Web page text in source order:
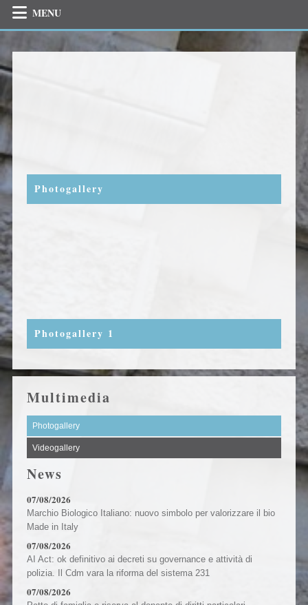
MENU
Photogallery
Photogallery 1
Multimedia
Photogallery
Videogallery
News
07/08/2026
Marchio Biologico Italiano: nuovo simbolo per valorizzare il bio
Made in Italy
07/08/2026
AI Act: ok definitivo ai decreti su governance e attività di
polizia. Il Cdm vara la riforma del sistema 231
07/08/2026